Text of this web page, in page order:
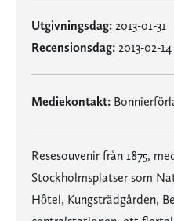
Utgivningsdag: 2013-01-31
Recensionsdag: 2013-02-14
Mediekontakt:
Resesouvenir från 1875,
Stockholmsplatser som
Hôtel, Kungsträdgården,